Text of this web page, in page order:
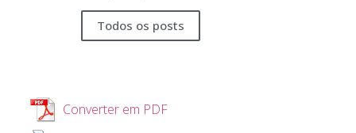
Todos os posts
Converter em PDF